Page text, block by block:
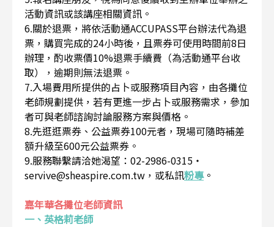
活動資訊或該講座相關資訊。
6.關於退票，將依活動通ACCUPASS平台辦法代為退
票，購買完成的24小時後，且票券可使用時間前8日
辦理，酌收票價10%退票手續費（為活動通平台收
取），逾期則無法退票。
7.入場費用所提供的占卜或服務項目內容，由各攤位
老師規劃提供，若有更進一步占卜或服務需求，參加
者可與老師諮詢討論服務方案與價格。
8.先逛逛票券、公益票券100元者，現場可隨時補差
額升級至600元公益票券。
9.服務聯繫請洽她渴望：02-2986-0315・
servive@sheaspire.com.tw，或私訊粉專。
嘉年華各攤位老師資訊
一、英格莉老師